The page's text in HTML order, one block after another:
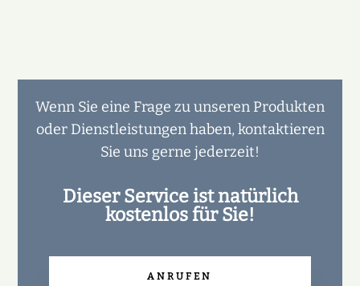
Wenn Sie eine Frage zu unseren Produkten
oder Dienstleistungen haben, kontaktieren
Sie uns gerne jederzeit!
Dieser Service ist natürlich
kostenlos für Sie!
ANRUFEN